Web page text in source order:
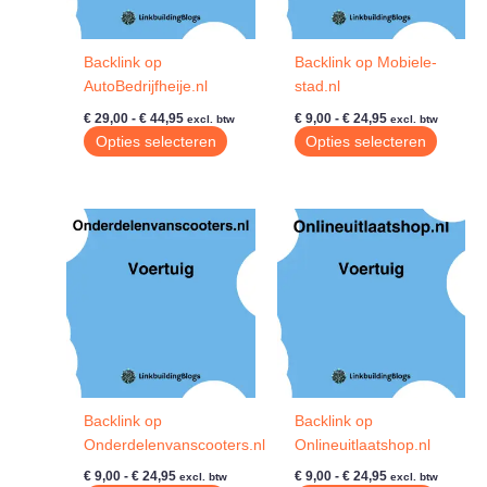
Backlink op
AutoBedrijfheije.nl
€ 29,00 - € 44,95 Prijsklasse:
€ 29,00
tot
excl. btw
Opties selecteren
Dit
meerdere
variaties.
Deze
optie
kan
gekozen
op
productpagina
Backlink op Mobiele-
stad.nl
€9,00 - €24,95Prijsklasse:
€ 9,00
tot
excl. btw
Opties selecteren
Dit
Deze
optie
kan
op
Backlink op
Onderdelenvanscooters.nl
€ 9,00 - € 24,95 Prijsklasse:
excl. btw
Backlink op
Onlineuitlaatshop.nl
€9,00 - €24,95Prijsklasse:
excl. btw